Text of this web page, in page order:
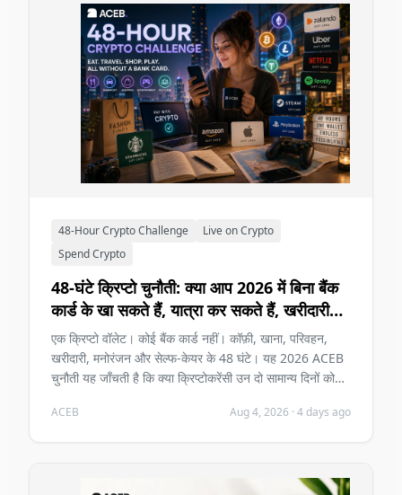
48-Hour Crypto Challenge
Live on Crypto
Spend Crypto
48-घंटे क्रिप्टो चुनौती: क्या आप 2026 में बिना बैंक
कार्ड के खा सकते हैं, यात्रा कर सकते हैं, खरीदारी
और मनोरंजन कर सकते हैं?
एक क्रिप्टो वॉलेट। कोई बैंक कार्ड नहीं। कॉफ़ी, खाना, परिवहन,
खरीदारी, मनोरंजन और सेल्फ-केयर के 48 घंटे। यह 2026 ACEB
चुनौती यह जाँचती है कि क्या क्रिप्टोकरेंसी उन दो सामान्य दिनों को
ACEB Aug 4, 2026 · 4 days ago